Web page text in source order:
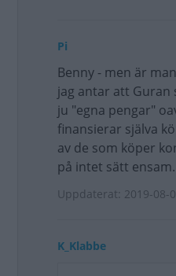
Pi
Benny - men är
jag antar att Guran
ju "egna pengar"
finansierar själva
av de som köper
på intet sätt ensam.
Uppdaterat: 2019-08-
K_Klabbe